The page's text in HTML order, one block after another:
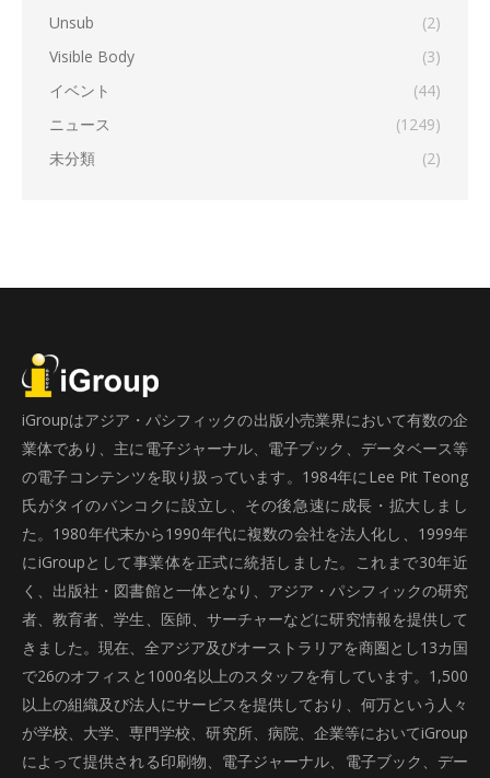
Unsub
(2)
Visible Body
(3)
イベント
(44)
ニュース
(1249)
未分類
(2)
iGroupはアジア・パシフィックの出版小売業界において有数の企
業体であり、主に電子ジャーナル、電子ブック、データベース等
の電子コンテンツを取り扱っています。1984年にLee Pit Teong
氏がタイのバンコクに設立し、その後急速に成長・拡大しまし
た。1980年代末から1990年代に複数の会社を法人化し、1999年
にiGroupとして事業体を正式に統括しました。これまで30年近
く、出版社・図書館と一体となり、アジア・パシフィックの研究
者、教育者、学生、医師、サーチャーなどに研究情報を提供して
きました。現在、全アジア及びオーストラリアを商圏とし13カ国
で26のオフィスと1000名以上のスタッフを有しています。1,500
以上の組織及び法人にサービスを提供しており、何万という人々
が学校、大学、専門学校、研究所、病院、企業等においてiGroup
によって提供される印刷物、電子ジャーナル、電子ブック、デー